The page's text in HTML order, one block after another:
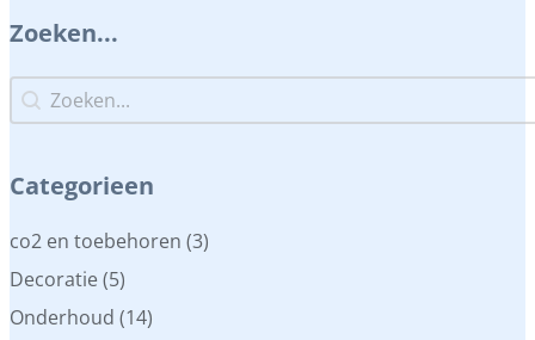
Zoeken...
Zoeken...
Zoeken...
Categorieen
Categorieen
co2 en toebehoren (3)
Decoratie (5)
Onderhoud (14)